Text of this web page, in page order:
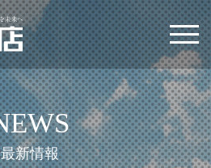
最新情報